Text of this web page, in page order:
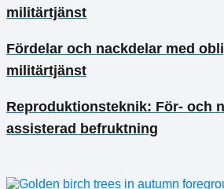
militärtjänst
Fördelar och nackdelar med
militärtjänst
Reproduktionsteknik: För- och
assisterad befruktning